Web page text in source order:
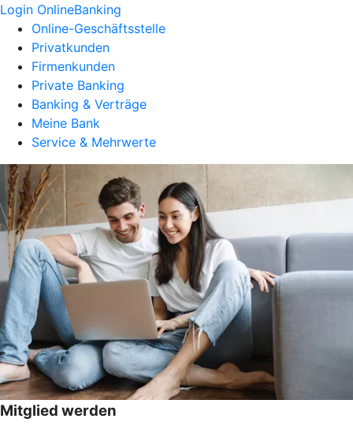
Login OnlineBanking
Online-Geschäftsstelle
Privatkunden
Firmenkunden
Private Banking
Banking & Verträge
Meine Bank
Service & Mehrwerte
Mitglied werden